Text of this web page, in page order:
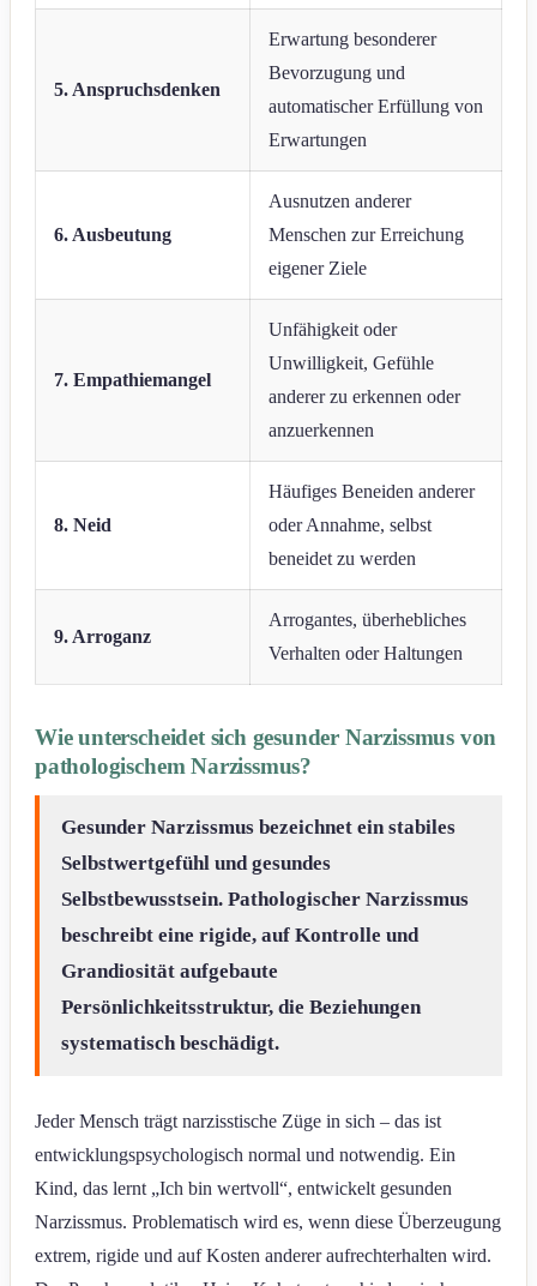
5. Anspruchsdenken
Erwartung besonderer
Bevorzugung und
automatischer Erfüllung von
Erwartungen
6. Ausbeutung
Ausnutzen anderer
Menschen zur Erreichung
eigener Ziele
7. Empathiemangel
Unfähigkeit oder
Unwilligkeit, Gefühle
anderer zu erkennen oder
anzuerkennen
8. Neid
Häufiges Beneiden anderer
oder Annahme, selbst
beneidet zu werden
9. Arroganz
Arrogantes, überhebliches
Verhalten oder Haltungen
Wie unterscheidet sich gesunder Narzissmus von
pathologischem Narzissmus?
Gesunder Narzissmus bezeichnet ein stabiles
Selbstwertgefühl und gesundes
Selbstbewusstsein. Pathologischer Narzissmus
beschreibt eine rigide, auf Kontrolle und
Grandiosität aufgebaute
Persönlichkeitsstruktur, die Beziehungen
systematisch beschädigt.
Jeder Mensch trägt narzisstische Züge in sich – das ist
entwicklungspsychologisch normal und notwendig. Ein
Kind, das lernt „Ich bin wertvoll“, entwickelt gesunden
Narzissmus. Problematisch wird es, wenn diese Überzeugung
extrem, rigide und auf Kosten anderer aufrechterhalten wird.